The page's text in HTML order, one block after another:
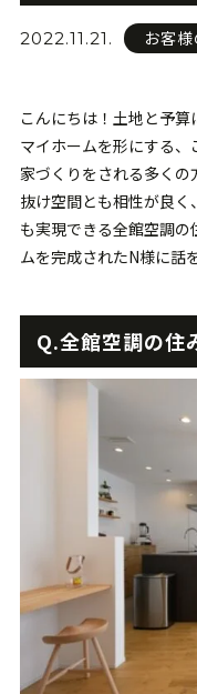
2022.11.21. お客
こんにちは！土地と予
マイホームを形にする
家づくりをされる多く
抜け空間とも相性が良
も実現できる全館空調
ムを完成されたN様に話
Q.全館空調の住